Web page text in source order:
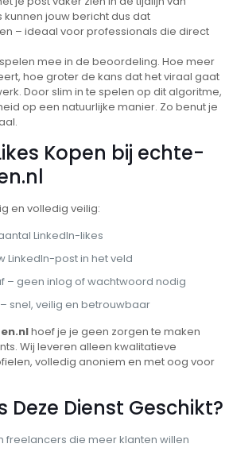
jouw bericht dus dat
– ideaal voor professionals die direct
mee in de beoordeling. Hoe meer
hoe groter de kans dat het viraal gaat
Door slim in te spelen op dit algoritme,
op een natuurlijke manier. Zo benut je
Kopen bij echte-
en volledig veilig:
LinkedIn-likes
LinkedIn-post in het veld
– geen inlog of wachtwoord nodig
snel, veilig en betrouwbaar
hoef je je geen zorgen te maken
Wij leveren alleen kwalitatieve
volledig anoniem en met oog voor
Deze Dienst Geschikt?
freelancers die meer klanten willen